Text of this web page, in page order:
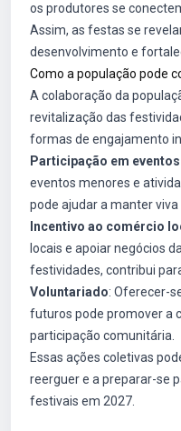
os produtores se
Assim, as festas se
desenvolvimento e
Como a população pode
A colaboração da
revitalização das
formas de engajamento
Participação em
eventos menores e
pode ajudar a manter viva
Incentivo ao comércio
locais e apoiar negócios
festividades, contribui
Voluntariado: Oferecer-
futuros pode promover a
participação comunitária.
Essas ações coletivas
reerguer e a preparar-se
festivais em 2027.